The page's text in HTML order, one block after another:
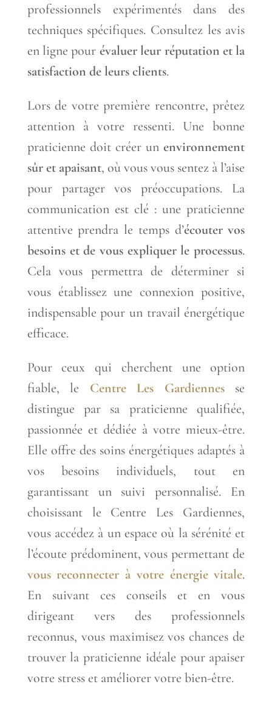
professionnels expérimentés dans des
techniques spécifiques. Consultez les avis
en ligne pour évaluer leur réputation et la
satisfaction de leurs clients.
Lors de votre première rencontre, prêtez
attention à votre ressenti. Une bonne
praticienne doit créer unenvironnement
sûr et apaisant, où vous vous sentez à l’aise
pour partager vos préoccupations. La
communication est clé : une praticienne
attentive prendra le temps d’écouter vos
besoins et de vous expliquer le processus.
Cela vous permettra de déterminer si
vous établissez une connexion positive,
indispensable pour un travail énergétique
efficace.
Pour ceux qui cherchent une option
fiable, le Centre Les Gardiennesse
distingue par sa praticienne qualifiée,
passionnée et dédiée à votre mieux-être.
Elle offre des soins énergétiques adaptés à
vos besoins individuels, tout en
garantissant un suivi personnalisé. En
choisissant le Centre Les Gardiennes,
vous accédez à un espace où la sérénité et
l’écoute prédominent, vous permettant de
vous reconnecter à votre énergie vitale.
En suivant ces conseils et en vous
dirigeant vers des professionnels
reconnus, vous maximisez vos chances de
trouver la praticienne idéale pour apaiser
votre stress et améliorer votre bien-être.